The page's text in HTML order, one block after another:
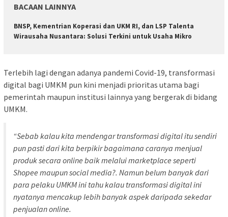
BACAAN LAINNYA
BNSP, Kementrian Koperasi dan UKM RI, dan LSP Talenta
Wirausaha Nusantara: Solusi Terkini untuk Usaha Mikro
Terlebih lagi dengan adanya pandemi Covid-19, transformasi
digital bagi UMKM pun kini menjadi prioritas utama bagi
pemerintah maupun institusi lainnya yang bergerak di bidang
UMKM.
“Sebab kalau kita mendengar transformasi digital itu sendiri
pun pasti dari kita berpikir bagaimana caranya menjual
produk secara online baik melalui marketplace seperti
Shopee maupun social media?. Namun belum banyak dari
para pelaku UMKM ini tahu kalau transformasi digital ini
nyatanya mencakup lebih banyak aspek daripada sekedar
penjualan online.